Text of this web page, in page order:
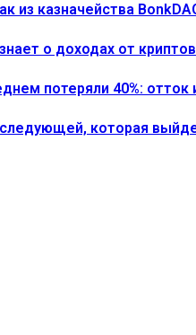
из казначейства
о доходах от
потеряли 40%: отток
следующей, которая